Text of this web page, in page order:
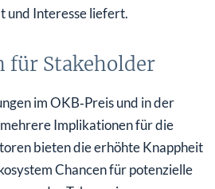
Interesse liefert.
für Stakeholder
im OKB‑Preis und in der
Implikationen für die
bieten die erhöhte Knappheit
Chancen für potenzielle